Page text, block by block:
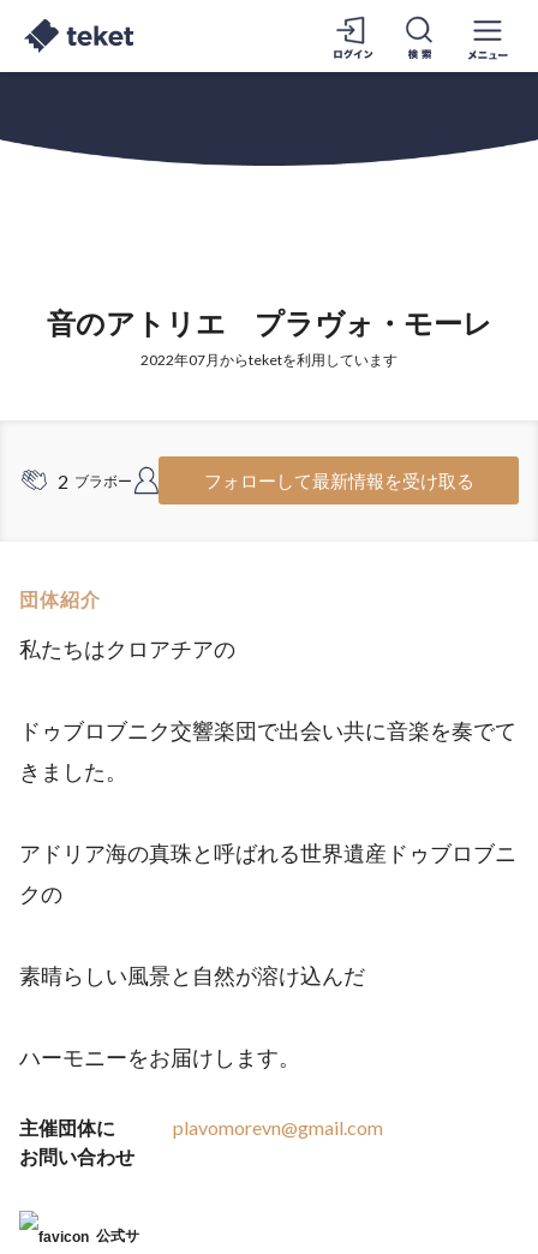
音のアトリエ プラヴォ・モーレ
2022年07月からteketを利用しています
2 ブラボー フォロワー
フォローして最新情報を受け取る
団体紹介
私たちはクロアチアの
ドゥブロブニク交響楽団で出会い共に音楽を奏でて
きました。
アドリア海の真珠と呼ばれる世界遺産ドゥブロブニ
クの
素晴らしい風景と自然が溶け込んだ
ハーモニーをお届けします。
主催団体に
お問い合わせ
plavomorevn@gmail.com
公式サ